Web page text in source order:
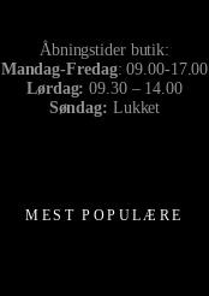
Åbningstider butik:
Mandag-Fredag: 09.00-17.00
Lørdag:09.30 – 14.00
Søndag: Lukket
MEST POPULÆRE